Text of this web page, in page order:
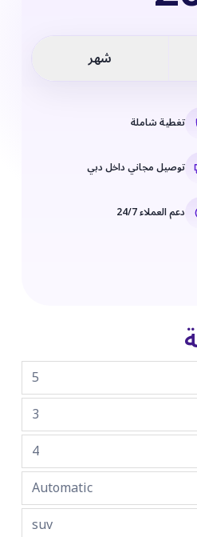
شهر
تغطية شاملة
توصيل مجاني داخل دبي
دعم العملاء 24/7
5
3
4
Automatic
suv